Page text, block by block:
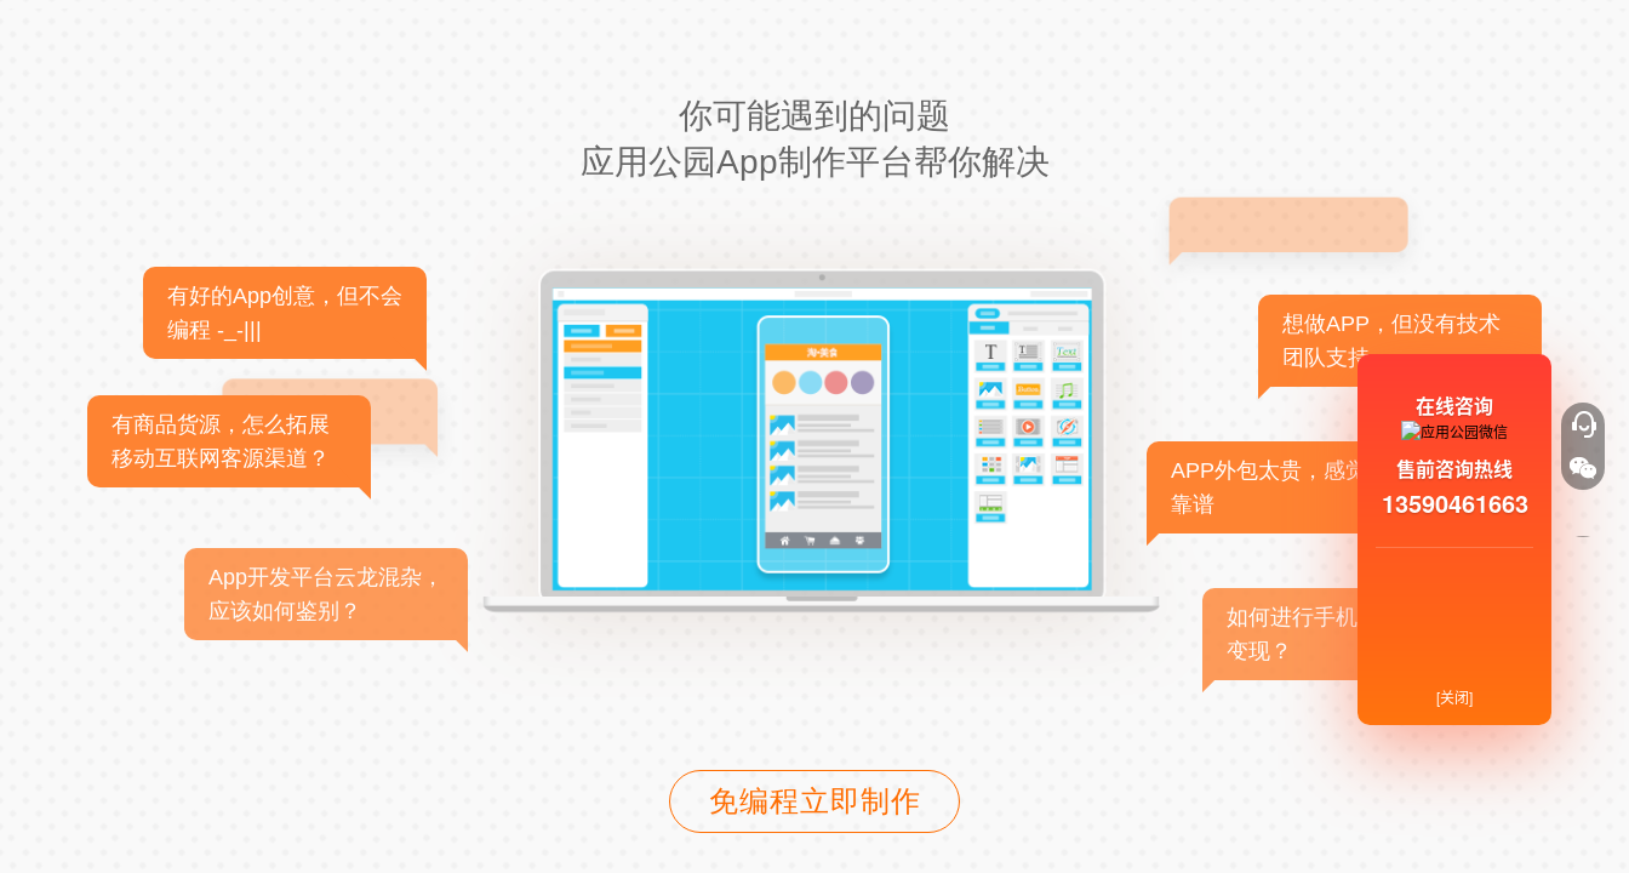
你可能遇到的问题
应用公园App制作平台帮你解决
有好的App创意，但不会
编程 -_-|||
有商品货源，怎么拓展
移动互联网客源渠道？
App开发平台云龙混杂，
应该如何鉴别？
想做APP，但没有技术
团队支持
APP外包太贵，感觉不
靠谱
如何进行手机APP商业
变现？
免编程立即制作
在线咨询
售前咨询热线
13590461663
[关闭]